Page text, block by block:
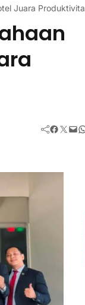
Juara
Facebook Twitter Mail WhatsApp